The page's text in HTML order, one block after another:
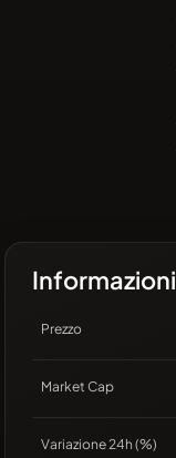
Informazioni
Prezzo
Market Cap
Variazione 24h (%)